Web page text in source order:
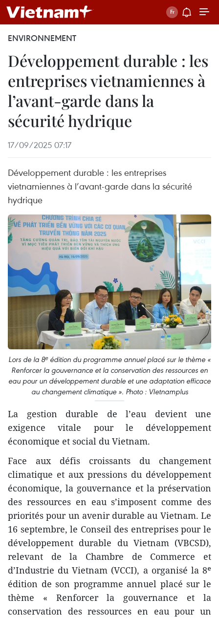
ENVIRONNEMENT
Développement durable : les
entreprises vietnamiennes à
l’avant-garde dans la
sécurité hydrique
17/09/2025 07:17
Développement durable : les entreprises
vietnamiennes à l’avant-garde dans la sécurité
hydrique
Lors de la 8ᵉ édition du programme annuel placé sur le thème «
Renforcer la gouvernance et la conservation des ressources en
eau pour un développement durable et une adaptation efficace
au changement climatique ». Photo : VIetnamplus
La gestion durable de l’eau devient une
exigence vitale pour le développement
économique et social du Vietnam.
Face aux défis croissants du changement
climatique et aux pressions du développement
économique, la gouvernance et la préservation
des ressources en eau s’imposent comme des
priorités pour un avenir durable au Vietnam. Le
16 septembre, le Conseil des entreprises pour le
développement durable du Vietnam (VBCSD),
relevant de la Chambre de Commerce et
d’Industrie du Vietnam (VCCI), a organisé la 8ᵉ
édition de son programme annuel placé sur le
thème « Renforcer la gouvernance et la
conservation des ressources en eau pour un